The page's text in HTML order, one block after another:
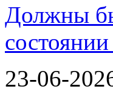
Должны
23-06-